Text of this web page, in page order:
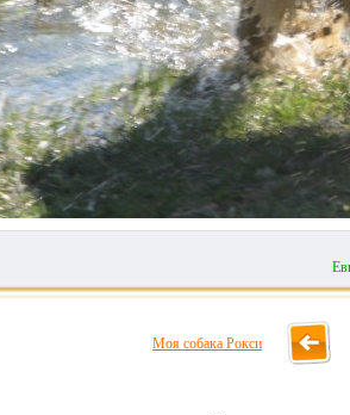
Моя собака Рокси